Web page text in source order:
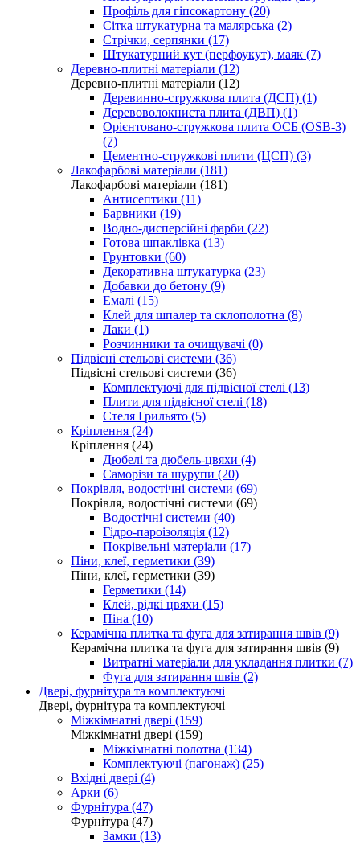
Профіль для гіпсокартону (20)
Сітка штукатурна та малярська (2)
Стрічки, серпянки (17)
Штукатурний кут (перфоукут), маяк (7)
Деревно-плитні матеріали (12)
Деревно-плитні матеріали (12)
Деревинно-стружкова плита (ДСП) (1)
Деревоволокниста плита (ДВП) (1)
Орієнтовано-стружкова плита ОСБ (OSB-3)
(7)
Цементно-стружкові плити (ЦСП) (3)
Лакофарбові матеріали (181)
Лакофарбові матеріали (181)
Антисептики (11)
Барвники (19)
Водно-дисперсійні фарби (22)
Готова шпаклівка (13)
Грунтовки (60)
Декоративна штукатурка (23)
Добавки до бетону (9)
Емалі (15)
Клей для шпалер та склополотна (8)
Лаки (1)
Розчинники та очищувачі (0)
Підвісні стельові системи (36)
Підвісні стельові системи (36)
Комплектуючі для підвісної стелі (13)
Плити для підвісної стелі (18)
Стеля Грильято (5)
Кріплення (24)
Кріплення (24)
Дюбелі та дюбель-цвяхи (4)
Саморізи та шурупи (20)
Покрівля, водостічні системи (69)
Покрівля, водостічні системи (69)
Водостічні системи (40)
Гідро-пароізоляція (12)
Покрівельні матеріали (17)
Піни, клеї, герметики (39)
Піни, клеї, герметики (39)
Герметики (14)
Клей, рідкі цвяхи (15)
Піна (10)
Керамічна плитка та фуга для затирання швів (9)
Керамічна плитка та фуга для затирання швів (9)
Витратні матеріали для укладання плитки (7)
Фуга для затирання швів (2)
Двері, фурнітура та комплектуючі
Двері, фурнітура та комплектуючі
Міжкімнатні двері (159)
Міжкімнатні двері (159)
Міжкімнатні полотна (134)
Комплектуючі (пагонаж) (25)
Вхідні двері (4)
Арки (6)
Фурнітура (47)
Фурнітура (47)
Замки (13)